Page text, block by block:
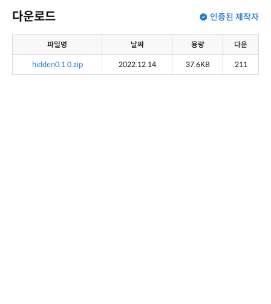
다운로드 인증된 제작자
파일명 날짜 용량 다운
hidden0.1.0.zip 2022.12.14 37.6KB 211